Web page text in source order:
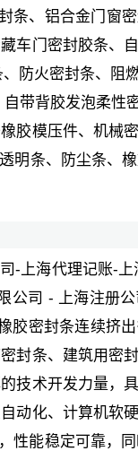
条、铝合金门窗
车门密封胶条、
防火密封条、阻
带背胶发泡柔性
胶模压件、机械
明条、防尘条、
-上海代理记账-
公司 - 上海注册
胶密封条连续挤
封条、建筑用密
技术开发力量，
动化、计算机软
性能稳定可靠，